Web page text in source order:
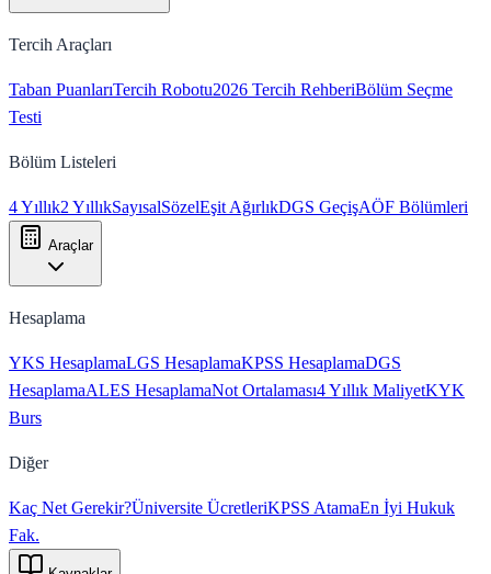
Tercih Araçları
Taban PuanlarıTercih Robotu2026 Tercih RehberiBölüm Seçme
Testi
Bölüm Listeleri
4 Yıllık2 YıllıkSayısalSözelEşit AğırlıkDGS GeçişAÖF Bölümleri
Araçlar
Hesaplama
YKS HesaplamaLGS HesaplamaKPSS HesaplamaDGS
HesaplamaALES HesaplamaNot Ortalaması4 Yıllık MaliyetKYK
Burs
Diğer
Kaç Net Gerekir?Üniversite ÜcretleriKPSS AtamaEn İyi Hukuk
Fak.